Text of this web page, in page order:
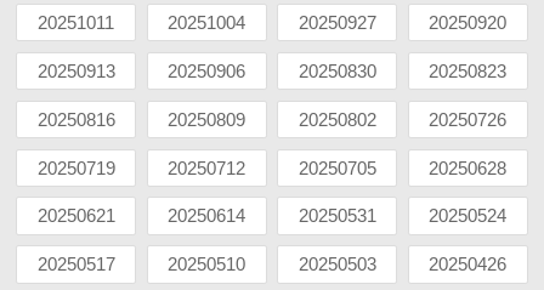
20251011 20251004 20250927 20250920
20250913 20250906 20250830 20250823
20250816 20250809 20250802 20250726
20250719 20250712 20250705 20250628
20250621 20250614 20250531 20250524
20250517 20250510 20250503 20250426